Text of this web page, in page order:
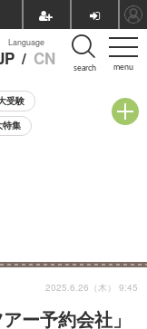
menu
Language
/ CN search
受験
特集
ー予約会社」
2025.6.26（木） 9:45